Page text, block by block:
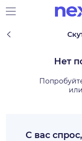
Нет
или
С вас